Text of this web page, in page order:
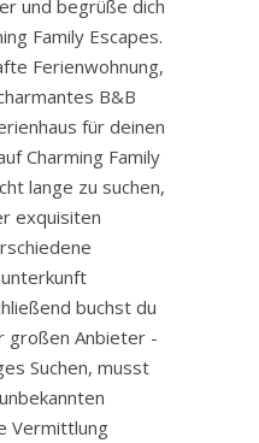
und begrüße dich
Family Escapes.
Ferienwohnung,
B&B
für deinen
Charming Family
lange zu suchen,
exquisiten
buchst du
großen Anbieter -
Suchen, musst
Vermittlung